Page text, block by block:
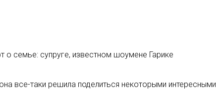
о семье: супруге, известном шоумене Гарике
все-таки решила поделиться некоторыми интересными